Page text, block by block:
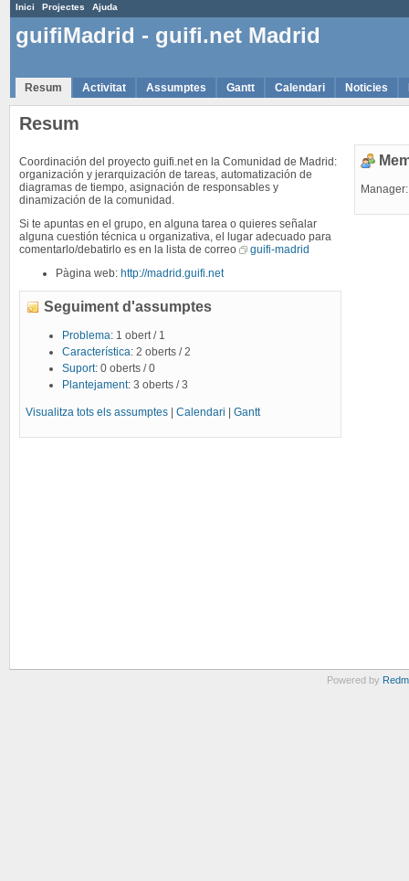
Inici Projectes Ajuda
guifiMadrid - guifi.net Madrid
Resum Activitat Assumptes Gantt Calendari Noticies
Resum
Coordinación del proyecto guifi.net en la Comunidad de Madrid:
organización y jerarquización de tareas, automatización de
diagramas de tiempo, asignación de responsables y
dinamización de la comunidad.
Si te apuntas en el grupo, en alguna tarea o quieres señalar
alguna cuestión técnica u organizativa, el lugar adecuado para
comentarlo/debatirlo es en la lista de correo
guifi-madrid
Pàgina web: http://madrid.guifi.net
Seguiment d'assumptes
Problema: 1 obert / 1
Característica: 2 oberts / 2
Suport: 0 oberts / 0
Plantejament: 3 oberts / 3
Visualitza tots els assumptes | Calendari | Gantt
Powered by